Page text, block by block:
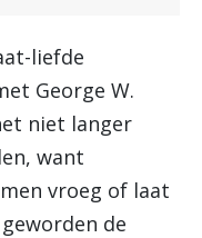
liefde
George W.
niet langer
want
vroeg of laat
de